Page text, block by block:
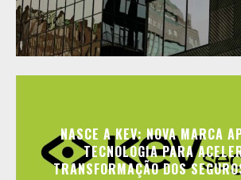
NASCE A KEV: NOVA MARCA
TECNOLOGIA PARA
TRANSFORMAÇÃO DOS